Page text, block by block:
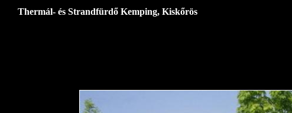
Thermál- és Strandfürdő Kemping, Kiskőrös